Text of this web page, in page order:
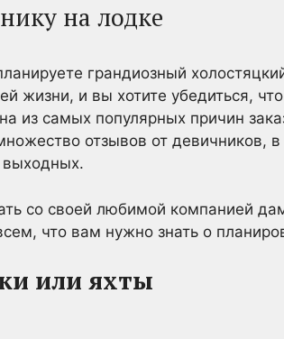
на лодке
грандиозный
жизни, и вы хотите убедиться,
из самых популярных причин
отзывов от девичников, в
со своей любимой компанией
что вам нужно знать о
или яхты